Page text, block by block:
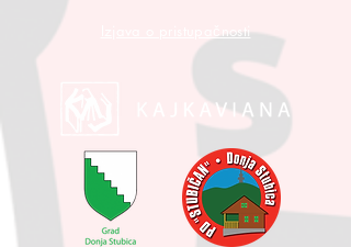
Izjava o pristupačnosti